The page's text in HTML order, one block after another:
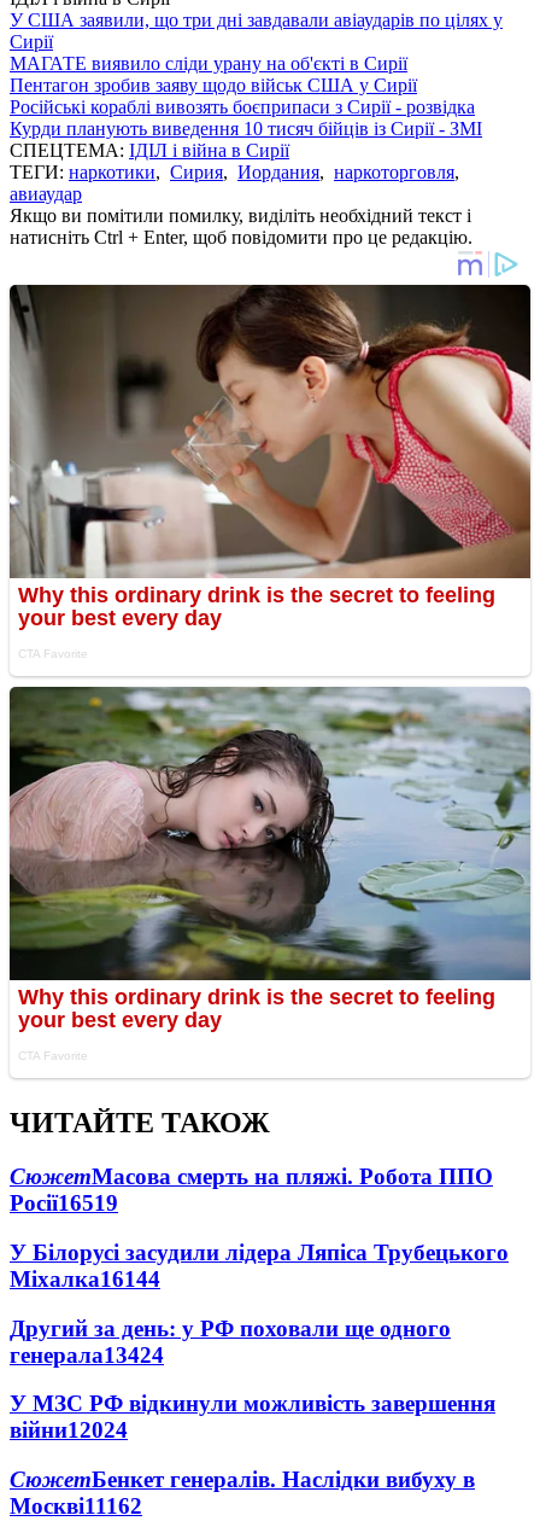
У США заявили, що три дні завдавали авіаударів по цілях у
Сирії
МАГАТЕ виявило сліди урану на об'єкті в Сирії
Пентагон зробив заяву щодо військ США у Сирії
Російські кораблі вивозять боєприпаси з Сирії - розвідка
Курди планують виведення 10 тисяч бійців із Сирії - ЗМІ
СПЕЦТЕМА: ІДІЛ і війна в Сирії
ТЕГИ: наркотики, Сирия, Иордания, наркоторговля,
авиаудар
Якщо ви помітили помилку, виділіть необхідний текст і
натисніть Ctrl + Enter, щоб повідомити про це редакцію.
ЧИТАЙТЕ ТАКОЖ
СюжетМасова смерть на пляжі. Робота ППО
Росії16519
У Білорусі засудили лідера Ляпіса Трубецького
Міхалка16144
Другий за день: у РФ поховали ще одного
генерала13424
У МЗС РФ відкинули можливість завершення
війни12024
СюжетБенкет генералів. Наслідки вибуху в
Москві11162